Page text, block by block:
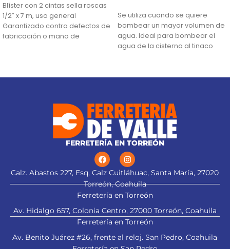
Blíster con 2 cintas sella roscas
1/2″ x 7 m, uso general
Garantizado contra defectos de
fabricación o mano de
Se utiliza cuando se quiere
bombear un mayor volumen de
agua. Ideal para bombear el
agua de la cisterna al tinaco
FERRETERÍA EN TORREÓN
Calz. Abastos 227, Esq, Calz Cuitláhuac, Santa María, 27020
Torreón, Coahuila
Ferretería en Torreón
Av. Hidalgo 657, Colonia Centro, 27000 Torreón, Coahuila
Ferretería en Torreón
Av. Benito Juárez #26, frente al reloj. San Pedro, Coahuila